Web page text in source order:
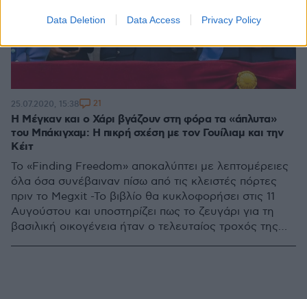
Data Deletion Data Access Privacy Policy
Η Μέγκαν και ο Χάρι βγάζουν στη φόρα τα «άπλυτα»
του Μπάκιγχαμ: Η πικρή σχέση με τον Γουίλιαμ και την
Κέιτ
Το «Finding Freedom» αποκαλύπτει με λεπτομέρειες
όλα όσα συνέβαιναν πίσω από τις κλειστές πόρτες
πριν το Megxit -To βιβλίο θα κυκλοφορήσει στις 11
Αυγούστου και υποστηρίζει πως το ζευγάρι για τη
βασιλική οικογένεια ήταν ο τελευταίος τροχός της
25.07.2020, 15:38 21